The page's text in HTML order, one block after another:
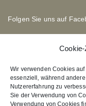
Wir verwenden Cookies
essenziell, während
Nutzererfahrung zu
Sie der Verwendung von
Verwendung von Cookies
Folgen Sie uns auf
Links zu unseren